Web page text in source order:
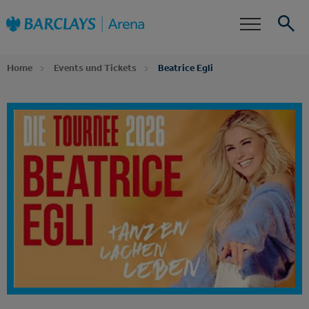
Startseite
Barrierefreiheit
Home Events und Tickets Beatrice Egli
Dein Event Alarm
Abonniere jetzt unseren Newsletter und erfahre
zuerst, wenn für Beatrice Egli Tickets,
Zusatztermine oder neue Ticketkontingente
verfügbar sind.